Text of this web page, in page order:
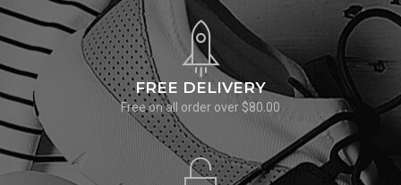
FREE DELIVERY
Free on all order over $80.00